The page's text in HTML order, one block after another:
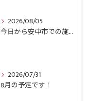
2026/08/05
今日から安中市での施術がスタートです！
2026/07/31
8月の予定です！